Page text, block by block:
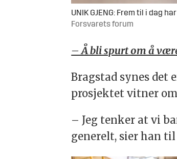
UNIK GJENG: Frem til i dag
Forsvarets forum
– Å bli spurt om å
Bragstad synes det
prosjektet vitner
– Jeg tenker at vi
generelt, sier han